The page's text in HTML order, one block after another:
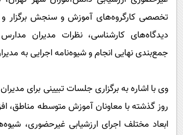
حیات وحش
سیاست خارجی
تخصصی کارگروه‌های آموزش و سنجش برگزار و
دیدگاه‌های کارشناسی، نظرات مدیران
جمع‌بندی نهایی انجام و شیوه‌نامه اجرایی به
وی با اشاره به برگزاری جلسات تبیینی برای
روز گذشته با معاونان آموزش متوسطه مناطق،
ابعاد مختلف اجرای ارزشیابی غیرحضوری،